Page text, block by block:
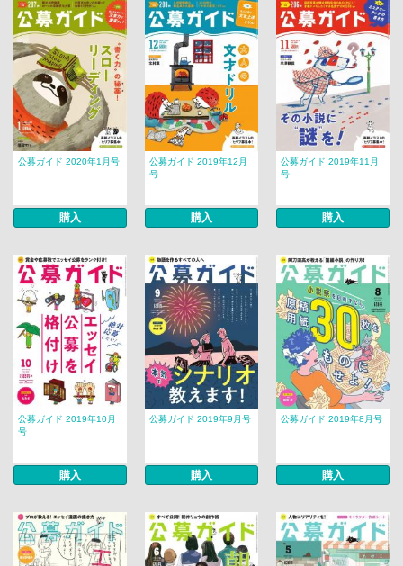
公募ガイド 2020年1月号
購入
公募ガイド 2019年12月
号
購入
公募ガイド 2019年11月
号
購入
公募ガイド 2019年10月
号
購入
公募ガイド 2019年9月号
購入
公募ガイド 2019年8月号
購入